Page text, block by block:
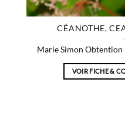
CÉANOTHE,
Marie Simon Obtention
VOIR FICHE &